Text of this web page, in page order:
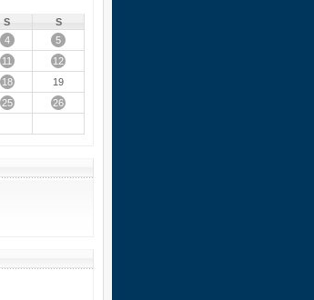
S
S
4
5
11
12
18
19
25
26